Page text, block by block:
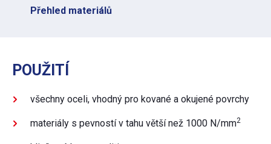
Přehled materiálů
POUŽITÍ
všechny oceli, vhodný pro kované a okujené povrchy
materiály s pevností v tahu větší než 1000 N/mm2